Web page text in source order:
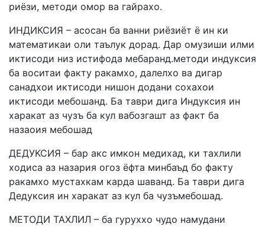
риёзи, методи омор ва гайрахо.
ИНДИКСИЯ – асосан ба ванни риёзиёт ё ин ки
математикаи оли таълук дорад. Дар омузиши илми
иктисоди низ истифода мебаранд.методи индуксия
ба воситаи факту ракамхо, далелхо ва дигар
санадхои иктисоди нишон додани сохахои
иктисоди мебошанд. Ба таври дига Индуксия ин
харакат аз чузъ ба кул вабозгашт аз факт ба
назаоия мебошад
ДЕДУКСИЯ – бар акс имкон медихад, ки тахлили
ходиса аз назария огоз ёфта минбаъд бо факту
ракамхо мустахкам карда шаванд. Ба таври дига
Дедуксия ин харакат аз кул ба чузъмебошад.
МЕТОДИ ТАХЛИЛ – ба гуруххо чудо намудани